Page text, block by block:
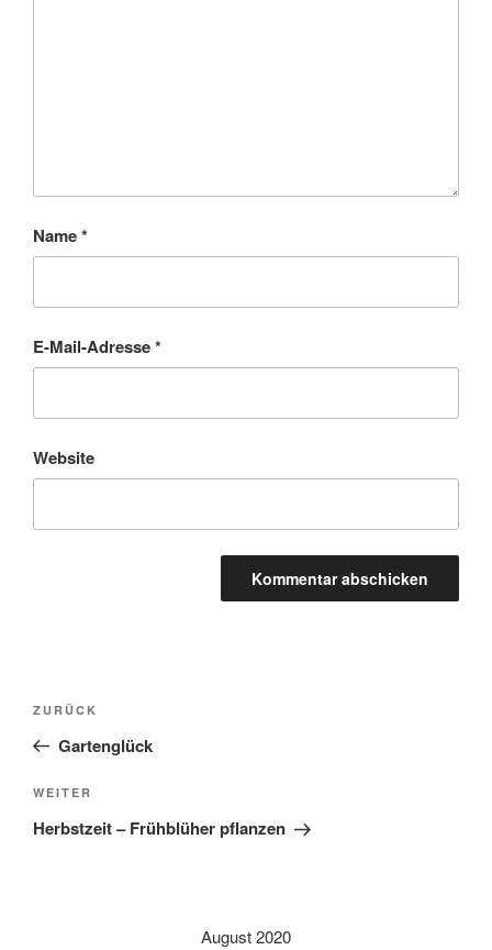
Name*
E-Mail-Adresse*
Website
e
r
a
t
Beitragsnavigation
Vorheriger
Beitrag
ZURÜCK
Gartenglück
Nächster
Beitrag
WEITER
Herbstzeit – Frühblüher pflanzen
August 2020